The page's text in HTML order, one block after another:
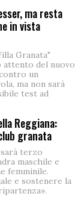
ma resta
in vista
Granata"
del nuovo
un
ma non sarà
test ad
Reggiana:
granata
terzo
maschile e
femminile.
e sostenere la